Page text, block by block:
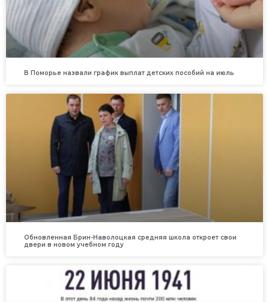
В Поморье назвали график выплат детских пособий на июль
Обновленная Брин-Наволоцкая средняя школа откроет свои
двери в новом учебном году